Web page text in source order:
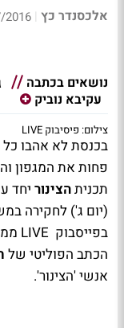
אלכסנדר כץ |
15:49
נושאים בכתבה
עקיבא נוביק
צילום: פיסיבוק LIVE
פחות את המגפון
תכניתהצינור יחד
(יום ג') לחקירה
בפייסבוק LIVE
הכתב הפוליטי של
אנשי 'הצינור'.